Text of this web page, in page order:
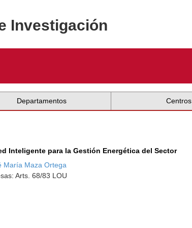
Investigación
Departamentos Centros
Inteligente para la Gestión Energética del Sector
María Maza Ortega
Arts. 68/83 LOU